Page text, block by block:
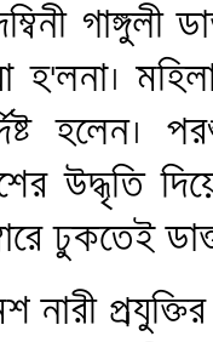
গাঙ্গুলী
হ'লনা।
হলেন।
উদ্ধৃতি
ঢুকতেই
নারী